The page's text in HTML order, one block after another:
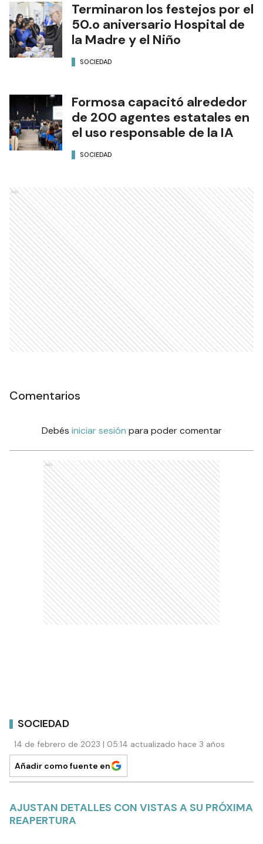
Terminaron los festejos por el
50.o aniversario Hospital de
la Madre y el Niño
SOCIEDAD
Formosa capacitó alrededor
de 200 agentes estatales en
el uso responsable de la IA
SOCIEDAD
Ads
Comentarios
Debés iniciar sesión para poder comentar
Ads
SOCIEDAD
14 de febrero de 2023 | 05:14 actualizado hace 3 años
Añadir como fuente en
AJUSTAN DETALLES CON VISTAS A SU PRÓXIMA
REAPERTURA